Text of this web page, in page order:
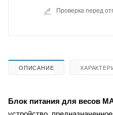
Проверка перед
ОПИСАНИЕ
Блок питания для весов